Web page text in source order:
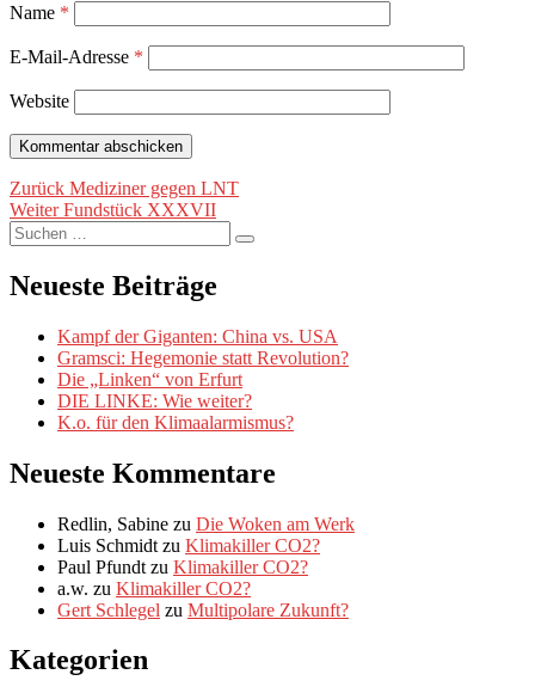
Name *
E-Mail-Adresse *
Website
Beitragsnavigation
Zurück Vorheriger
Beitrag:
Mediziner gegen LNT
Weiter Nächster
Beitrag:
Fundstück XXXVII
Suche
nach:
Suchen
Neueste Beiträge
Kampf der Giganten: China vs. USA
Gramsci: Hegemonie statt Revolution?
Die „Linken“ von Erfurt
DIE LINKE: Wie weiter?
K.o. für den Klimaalarmismus?
Neueste Kommentare
Redlin, Sabine zu Die Woken am Werk
Luis Schmidt zu Klimakiller CO2?
Paul Pfundt zu Klimakiller CO2?
a.w. zu Klimakiller CO2?
Gert Schlegel zu Multipolare Zukunft?
Kategorien